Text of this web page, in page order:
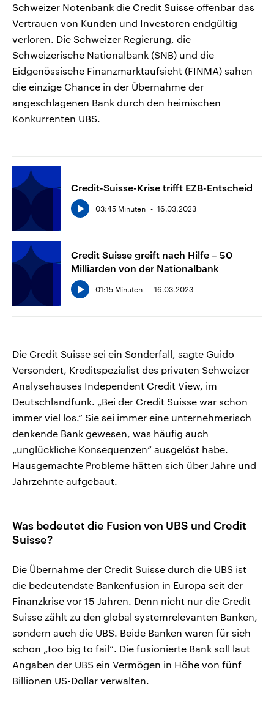
Schweizer Notenbank die Credit Suisse offenbar das
Vertrauen von Kunden und Investoren endgültig
verloren. Die Schweizer Regierung, die
Schweizerische Nationalbank (SNB) und die
Eidgenössische Finanzmarktaufsicht (FINMA) sahen
die einzige Chance in der Übernahme der
angeschlagenen Bank durch den heimischen
Konkurrenten UBS.
Credit-Suisse-Krise trifft EZB-Entscheid
03:45 Minuten 16.03.2023
Credit Suisse greift nach Hilfe – 50
Milliarden von der Nationalbank
01:15 Minuten 16.03.2023
Die Credit Suisse sei ein Sonderfall, sagte Guido
Versondert, Kreditspezialist des privaten Schweizer
Analysehauses Independent Credit View, im
Deutschlandfunk. „Bei der Credit Suisse war schon
immer viel los.“ Sie sei immer eine unternehmerisch
denkende Bank gewesen, was häufig auch
„unglückliche Konsequenzen“ ausgelöst habe.
Hausgemachte Probleme hätten sich über Jahre und
Jahrzehnte aufgebaut.
Was bedeutet die Fusion von UBS und Credit
Suisse?
Die Übernahme der Credit Suisse durch die UBS ist
die bedeutendste Bankenfusion in Europa seit der
Finanzkrise vor 15 Jahren. Denn nicht nur die Credit
Suisse zählt zu den global systemrelevanten Banken,
sondern auch die UBS. Beide Banken waren für sich
schon „too big to fail“. Die fusionierte Bank soll laut
Angaben der UBS ein Vermögen in Höhe von fünf
Billionen US-Dollar verwalten.